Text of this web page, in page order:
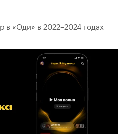
в «Оди» в 2022–2024 годах